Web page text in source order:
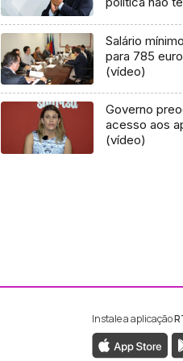
Salário
para 785
(vídeo)
Governo
acesso aos
(vídeo)
da RTPda RTP
Instale a aplicação